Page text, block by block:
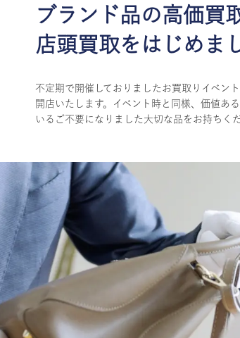
ブランド品の高価買
店頭買取をはじめま
不定期で開催しておりましたお買取りイベン
開店いたします。イベント時と同様、価値あ
いるご不要になりました大切な品をお持ちくだ